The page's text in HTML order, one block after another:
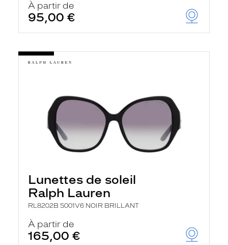
À partir de
95,00 €
Lunettes de soleil
Ralph Lauren
RL8202B 5001V6 NOIR BRILLANT
À partir de
165,00 €